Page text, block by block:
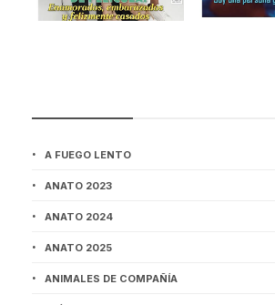
A FUEGO LENTO
ANATO 2023
ANATO 2024
ANATO 2025
ANIMALES DE COMPAÑÍA